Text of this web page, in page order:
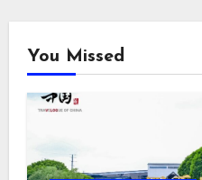
You Missed